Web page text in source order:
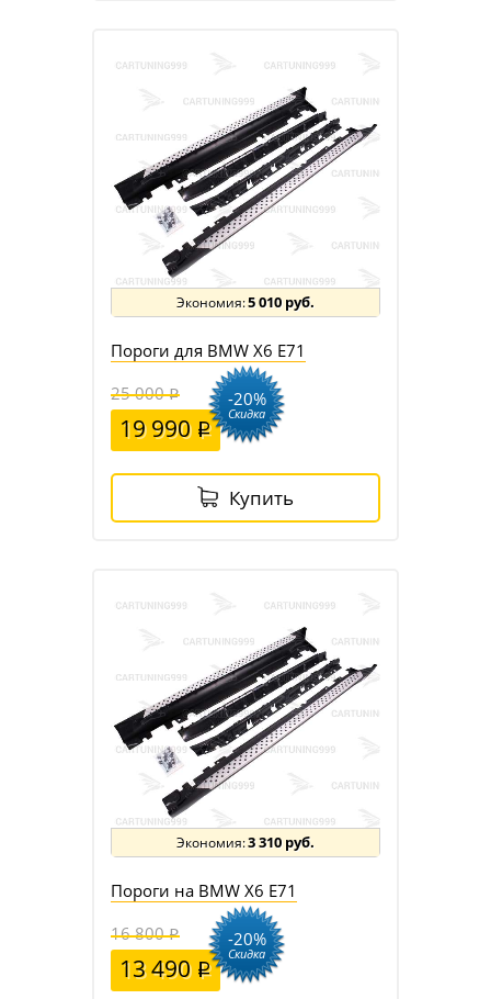
5 010 руб.
Пороги для BMW X6 E71
25 000
19 990
-20%
Скидка
Купить
3 310 руб.
Пороги на BMW X6 E71
16 800
13 490
-20%
Скидка